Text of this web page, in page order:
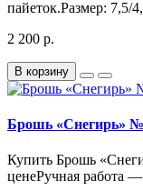
пайеток.Размер: 7,5/
2 200 р.
В корзину
Брошь «Снегирь»
Купить Брошь
ценеРучная работа —